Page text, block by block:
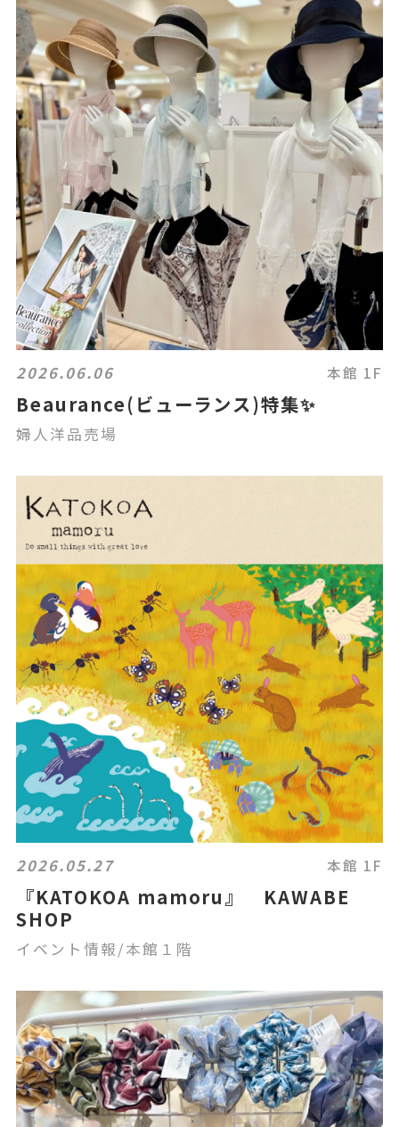
2026.06.06 本館 1F
Beaurance(ビューランス)特集✨
婦人洋品売場
2026.05.27 本館 1F
『KATOKOA mamoru』 KAWABE
SHOP
イベント情報/本館１階